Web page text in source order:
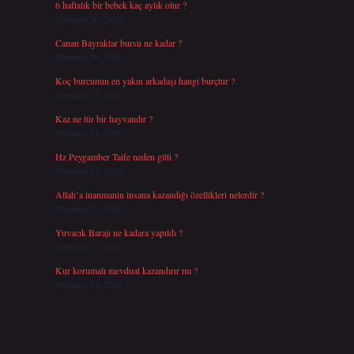
6 haftalık bir bebek kaç aylık olur ?
Temmuz 30, 2026
Canan Bayraktar bursu ne kadar ?
Temmuz 29, 2026
Koç burcunun en yakın arkadaşı hangi burçtur ?
Temmuz 27, 2026
Kaz ne tür bir hayvandır ?
Temmuz 24, 2026
Hz Peygamber Taife neden gitti ?
Temmuz 23, 2026
Allah’a inanmanin insana kazandığı özellikleri nelerdir ?
Temmuz 21, 2026
Yuvacık Barajı ne kadara yapıldı ?
Temmuz 19, 2026
Kur korumalı mevduat kazandırır mı ?
Temmuz 14, 2026